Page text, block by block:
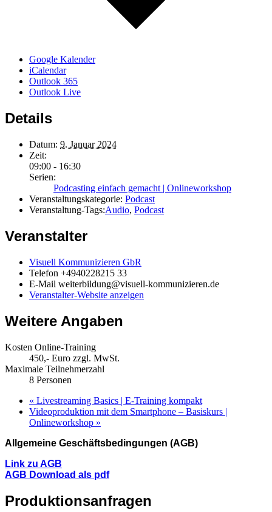
Google Kalender
iCalendar
Outlook 365
Outlook Live
Details
Datum: 9. Januar 2024
Zeit:
09:00 - 16:30
Serien:
Podcasting einfach gemacht | Onlineworkshop
Veranstaltungskategorie: Podcast
Veranstaltung-Tags:Audio, Podcast
Veranstalter
Visuell Kommunizieren GbR
Telefon +4940228215 33
E-Mail weiterbildung@visuell-kommunizieren.de
Veranstalter-Website anzeigen
Weitere Angaben
Kosten Online-Training
450,- Euro zzgl. MwSt.
Maximale Teilnehmerzahl
8 Personen
« Livestreaming Basics | E-Training kompakt
Videoproduktion mit dem Smartphone – Basiskurs |
Onlineworkshop »
Allgemeine Geschäftsbedingungen (AGB)
Link zu AGB
AGB Download als pdf
Produktionsanfragen